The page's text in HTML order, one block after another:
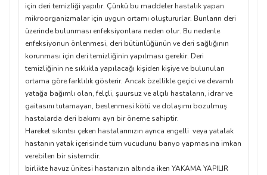
için deri temizliği yapılır. Çünkü bu maddeler hastalık yapan
mikroorganizmalar için uygun ortamı oluştururlar. Bunların deri
üzerinde bulunması enfeksiyonlara neden olur. Bu nedenle
enfeksiyonun önlenmesi, deri bütünlüğünün ve deri sağlığının
korunması için deri temizliğinin yapılması gerekir. Deri
temizliğinin ne sıklıkla yapılacağı kişiden kişiye ve bulunulan
ortama göre farklılık gösterir. Ancak özellikle geçici ve devamlı
yatağa bağımlı olan, felçli, şuursuz ve alçılı hastaların, idrar ve
gaitasını tutamayan, beslenmesi kötü ve dolaşımı bozulmuş
hastalarda deri bakımı ayrı bir öneme sahiptir.
Hareket sıkıntsı çeken hastalarınızın ayrıca engelli veya yatalak
hastanın yatak içerisinde tüm vucudunu banyo yapmasına imkan
verebilen bir sistemdir.
birlikte havuz ünitesi hastanızın altında iken YAKAMA YAPILIR